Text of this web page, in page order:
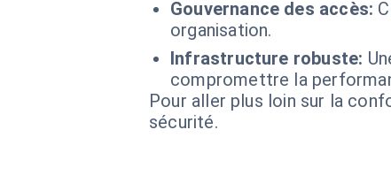
Gouvernance des accès:
organisation.
Infrastructure robuste:
compromettre la
Pour aller plus loin sur la
sécurité.